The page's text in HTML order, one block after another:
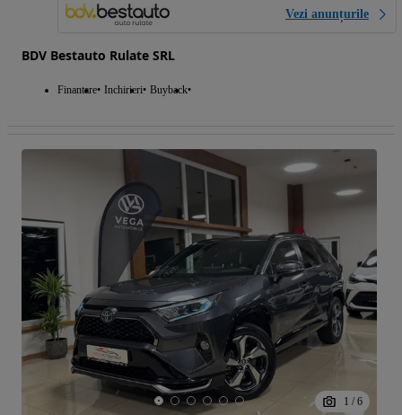
Vezi anunțurile
BDV Bestauto Rulate SRL
Finantare Inchirieri Buyback
1 / 6